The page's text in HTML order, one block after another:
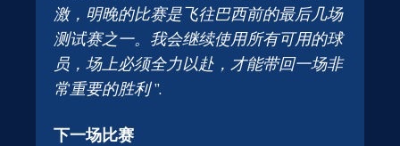
激，明晚的比赛是飞往巴西前的最后几场
测试赛之一。我会继续使用所有可用的球
员，场上必须全力以赴，才能带回一场非
常重要的胜利”.
下一场比赛